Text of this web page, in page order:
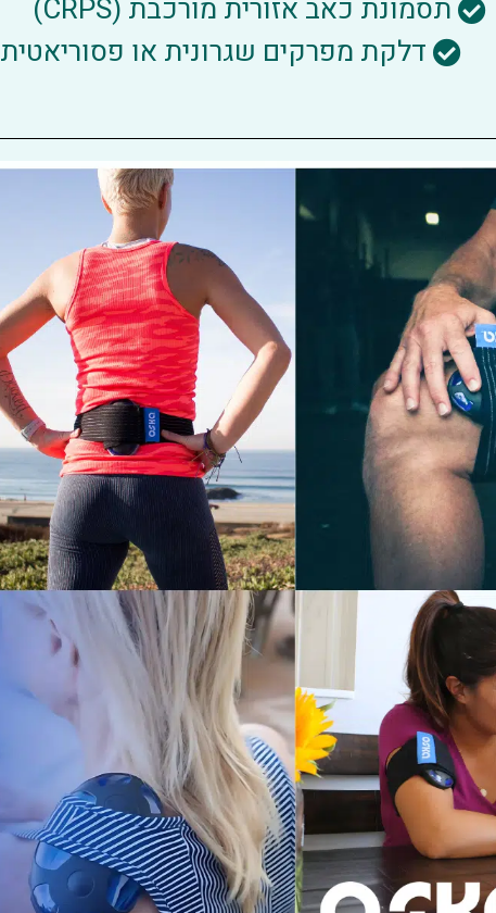
תסמונת כאב אזורית מורכבת (CRPS)
דלקת מפרקים שגרונית או פסוריאטית